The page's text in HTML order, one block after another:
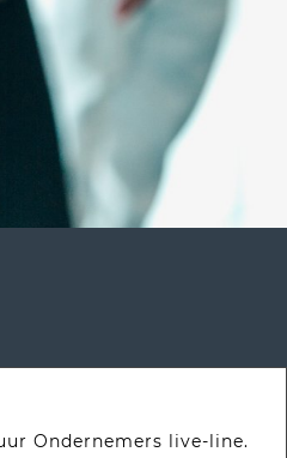
Ondernemers live-line.